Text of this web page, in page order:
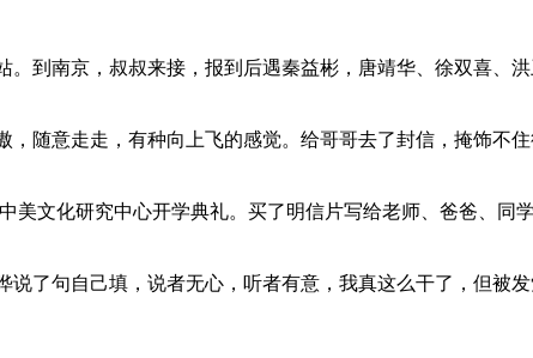
。到南京，叔叔来接，报到后遇秦益彬，唐靖华、徐双喜、
随意走走，有种向上飞的感觉。给哥哥去了封信，掩饰不
美文化研究中心开学典礼。买了明信片写给老师、爸爸、同学
了句自己填，说者无心，听者有意，我真这么干了，但被发